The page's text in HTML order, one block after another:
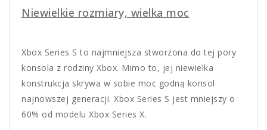
Niewielkie rozmiary, wielka moc
Xbox Series S to najmniejsza stworzona do tej pory
konsola z rodziny Xbox. Mimo to, jej niewielka
konstrukcja skrywa w sobie moc godną konsol
najnowszej generacji. Xbox Series S jest mniejszy o
60% od modelu Xbox Series X.